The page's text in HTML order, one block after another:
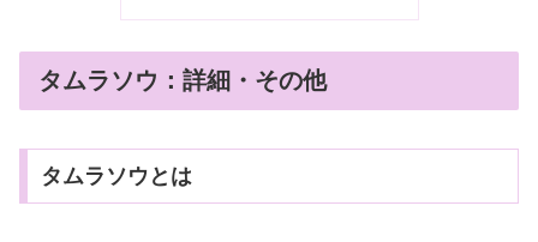
タムラソウ：詳細・その他
タムラソウとは